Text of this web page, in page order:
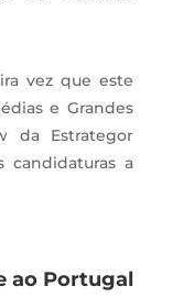
vez que este
e Grandes
da Estrategor
candidaturas a
ao Portugal